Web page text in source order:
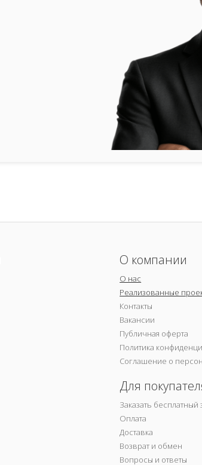
О компании
О нас
Реализованные
Контакты
Вакансии
Публичная оферта
Политика
Соглашение о
Для
Заказать бесплатный
Оплата
Доставка
Возврат и обмен
Вопросы и ответы